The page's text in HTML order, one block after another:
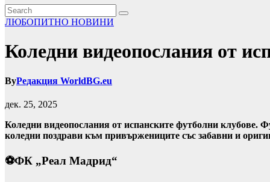
ЛЮБОПИТНО НОВИНИ
Коледни видеопослания от
ByРедакция WorldBG.eu
дек. 25, 2025
Коледни видеопослания от испанските футболни клубове.
коледни поздрави към привържениците със забавни и
⚽ФК „Реал Мадрид“